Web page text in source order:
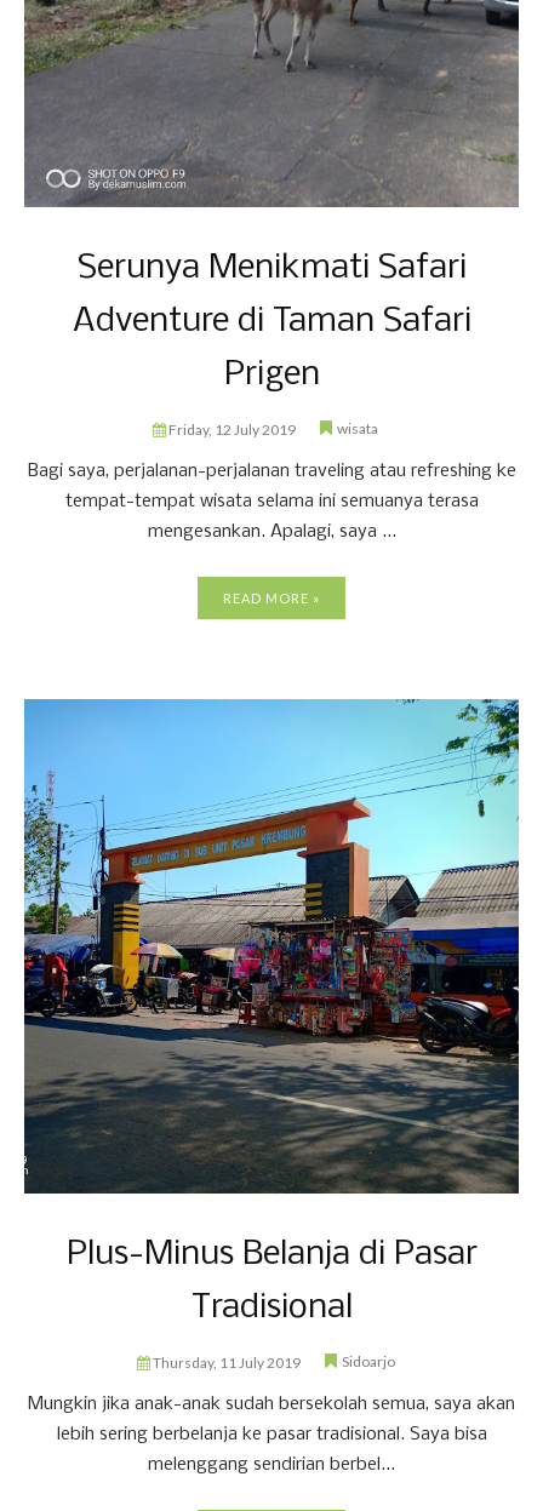
Serunya Menikmati Safari
Adventure di Taman Safari
Prigen
Friday, 12 July 2019 wisata
Bagi saya, perjalanan-perjalanan traveling atau refreshing ke
tempat-tempat wisata selama ini semuanya terasa
mengesankan. Apalagi, saya ...
READ MORE »
Plus-Minus Belanja di Pasar
Tradisional
Thursday, 11 July 2019 Sidoarjo
Mungkin jika anak-anak sudah bersekolah semua, saya akan
lebih sering berbelanja ke pasar tradisional. Saya bisa
melenggang sendirian berbel...